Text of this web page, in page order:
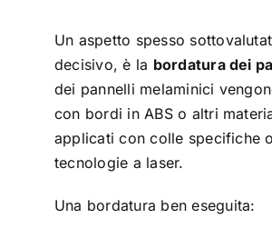
Un aspetto spesso
decisivo, è la bordatura dei
dei pannelli melaminici
con bordi in ABS o altri
applicati con colle specifiche o
tecnologie a laser.
Una bordatura ben eseguita: